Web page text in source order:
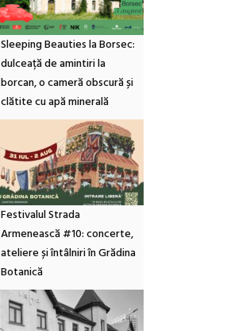
Sleeping Beauties la Borsec:
dulceață de amintiri la
borcan, o cameră obscură și
clătite cu apă minerală
Festivalul Strada
Armenească #10: concerte,
ateliere și întâlniri în Grădina
Botanică